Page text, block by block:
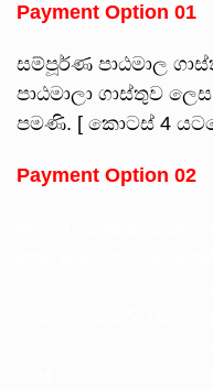
Payment Option 01
සම්පූර්ණ පාඨමාල
පාඨමාලා ගාස්තුව
පමණි. [ කොටස් 4
Payment Option 02